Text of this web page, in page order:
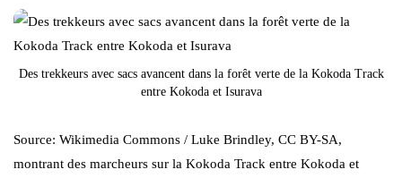
Des trekkeurs avec sacs avancent dans la forêt verte de la Kokoda Track
entre Kokoda et Isurava
Source: Wikimedia Commons / Luke Brindley, CC BY-SA,
montrant des marcheurs sur la Kokoda Track entre Kokoda et